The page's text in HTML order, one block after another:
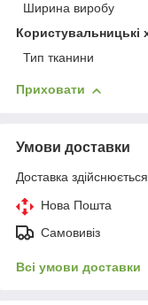
Ширина виробу
Користувальницькі
Тип тканини
Приховати
Умови доставки
Доставка
Нова Пошта
Самовивіз
Всі умови доставки